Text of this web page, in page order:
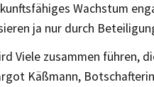
Wachstum
ja nur durch
Viele zusammen führen,
Käßmann,